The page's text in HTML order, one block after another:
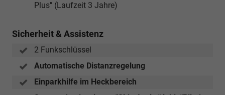
Plus" (Laufzeit 3 Jahre)
Sicherheit & Assistenz
2 Funkschlüssel
Automatische Distanzregelung
Einparkhilfe im Heckbereich